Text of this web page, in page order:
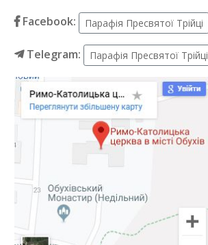
Facebook:
Парафія Пресвятої Трійці
Telegram: Парафія Пресвятої Трійці